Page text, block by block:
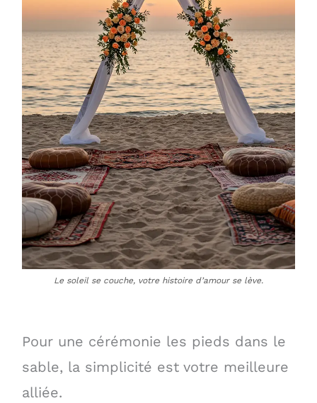
Le soleil se couche, votre histoire d’amour se lève.
Pour une cérémonie les pieds dans le
sable, la simplicité est votre meilleure
alliée.